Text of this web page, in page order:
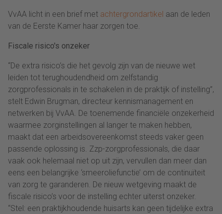
VvAA licht in een brief met achtergrondartikel aan de leden
van de Eerste Kamer haar zorgen toe.
Fiscale risico's onzeker
“De extra risico’s die het gevolg zijn van de nieuwe wet
leiden tot terughoudendheid om zelfstandig
zorgprofessionals in te schakelen in de praktijk of instelling”,
stelt Edwin Brugman, directeur kennismanagement en
netwerken bij VvAA. De toenemende financiële onzekerheid
waarmee zorginstellingen al langer te maken hebben,
maakt dat een arbeidsovereenkomst steeds vaker geen
passende oplossing is. Zzp-zorgprofessionals, die daar
vaak ook helemaal niet op uit zijn, vervullen dan meer dan
eens een belangrijke ‘smeeroliefunctie’ om de continuïteit
van zorg te garanderen. De nieuw wetgeving maakt de
fiscale risico’s voor de instelling echter uiterst onzeker.
“Stel: een praktijkhoudende huisarts kan geen tijdelijke extra